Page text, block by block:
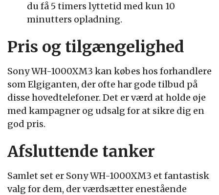
du få 5 timers lyttetid med kun 10
minutters opladning.
Pris og tilgængelighed
Sony WH-1000XM3 kan købes hos forhandlere
som Elgiganten, der ofte har gode tilbud på
disse hovedtelefoner. Det er værd at holde øje
med kampagner og udsalg for at sikre dig en
god pris.
Afsluttende tanker
Samlet set er Sony WH-1000XM3 et fantastisk
valg for dem, der værdsætter enestående